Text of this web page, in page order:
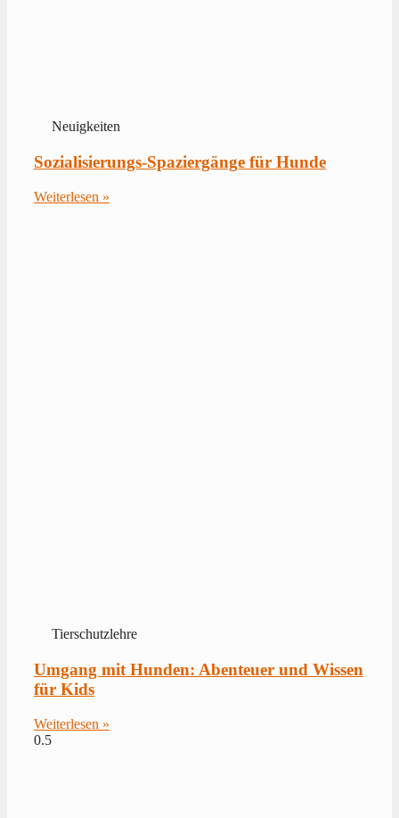
Neuigkeiten
Sozialisierungs-Spaziergänge für Hunde
Weiterlesen »
Tierschutzlehre
Umgang mit Hunden: Abenteuer und Wissen
für Kids
Weiterlesen »